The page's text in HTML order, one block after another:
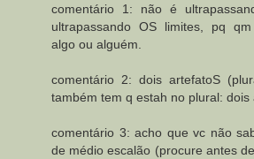
comentário 1: não é
ultrapassando OS limites, pq
algo ou alguém.
comentário 2: dois artefatoS
também tem q estah no plural: dois
comentário 3: acho que vc não
de médio escalão (procure antes